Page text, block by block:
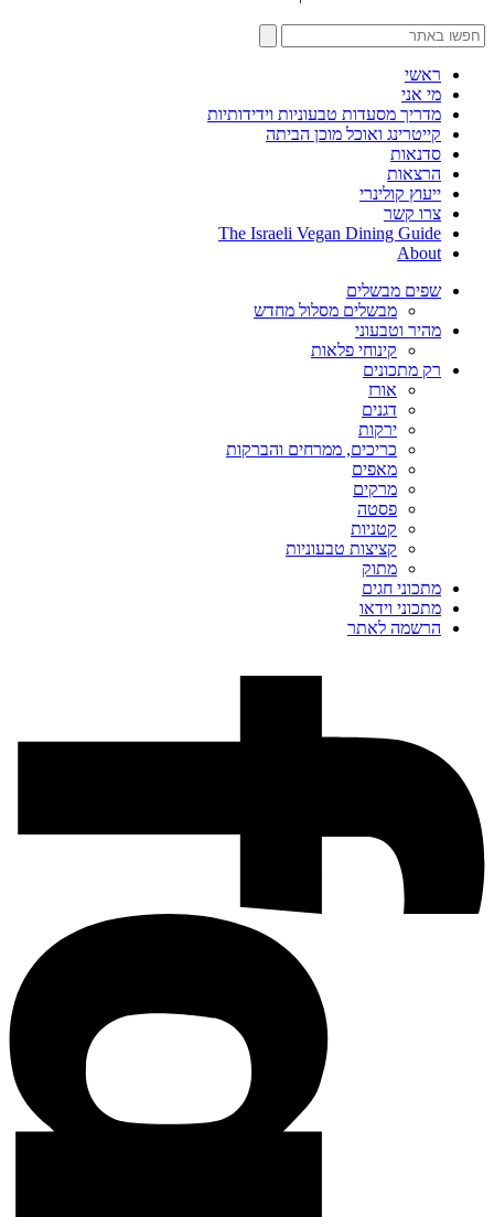
ראשי
מי אני
מדריך מסעדות טבעוניות וידידותיות
קייטרינג ואוכל מוכן הביתה
סדנאות
הרצאות
ייעוץ קולינרי
צרו קשר
The Israeli Vegan Dining Guide
About
שפים מבשלים
מבשלים מסלול מחדש
מהיר וטבעוני
קינוחי פלאות
רק מתכונים
אורז
דגנים
ירקות
כריכים, ממרחים והברקות
מאפים
מרקים
פסטה
קטניות
קציצות טבעוניות
מתוק
מתכוני חגים
מתכוני וידאו
הרשמה לאתר